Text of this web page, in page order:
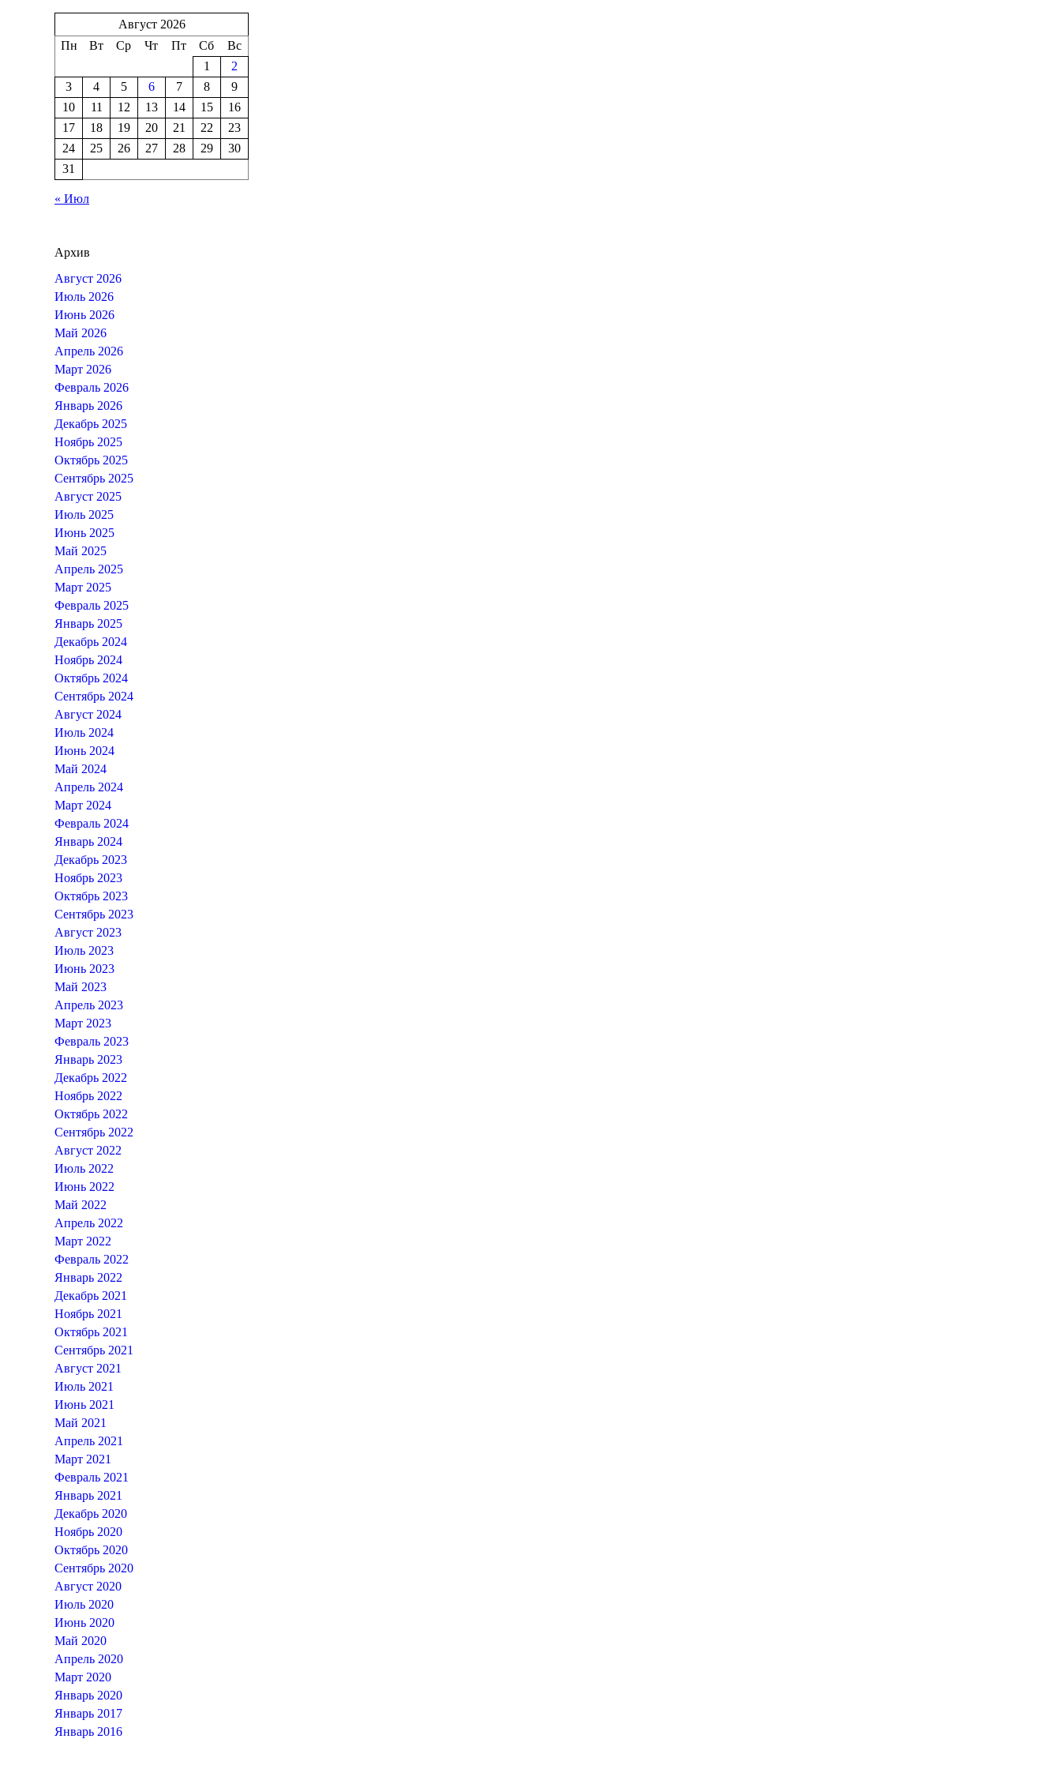
Август 2026
Пн
Вт Ср Чт Пт Сб
Вс
1
2
3
4 5 6 7 8
9
10
11 12 13 14 15
16
17
18 19 20 21 22
23
24
25 26 27 28 29
30
31
« Июл
Архив
Август 2026
Июль 2026
Июнь 2026
Май 2026
Апрель 2026
Март 2026
Февраль 2026
Январь 2026
Декабрь 2025
Ноябрь 2025
Октябрь 2025
Сентябрь 2025
Август 2025
Июль 2025
Июнь 2025
Май 2025
Апрель 2025
Март 2025
Февраль 2025
Январь 2025
Декабрь 2024
Ноябрь 2024
Октябрь 2024
Сентябрь 2024
Август 2024
Июль 2024
Июнь 2024
Май 2024
Апрель 2024
Март 2024
Февраль 2024
Январь 2024
Декабрь 2023
Ноябрь 2023
Октябрь 2023
Сентябрь 2023
Август 2023
Июль 2023
Июнь 2023
Май 2023
Апрель 2023
Март 2023
Февраль 2023
Январь 2023
Декабрь 2022
Ноябрь 2022
Октябрь 2022
Сентябрь 2022
Август 2022
Июль 2022
Июнь 2022
Май 2022
Апрель 2022
Март 2022
Февраль 2022
Январь 2022
Декабрь 2021
Ноябрь 2021
Октябрь 2021
Сентябрь 2021
Август 2021
Июль 2021
Июнь 2021
Май 2021
Апрель 2021
Март 2021
Февраль 2021
Январь 2021
Декабрь 2020
Ноябрь 2020
Октябрь 2020
Сентябрь 2020
Август 2020
Июль 2020
Июнь 2020
Май 2020
Апрель 2020
Март 2020
Январь 2020
Январь 2017
Январь 2016